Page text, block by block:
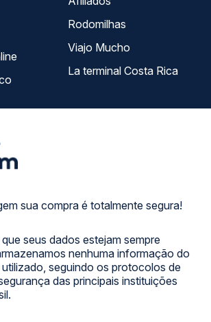
sua compra é totalmente segura!
seus dados estejam sempre
nenhuma informação do
seguindo os protocolos de
das principais instituições
Online
Rodomilhas
Viajo Mucho
La terminal Costa Rica